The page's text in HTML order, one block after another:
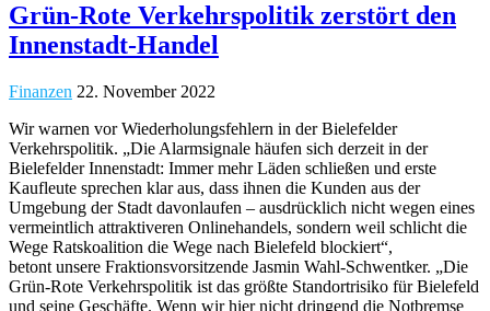
Grün-Rote Verkehrspolitik zerstört den
Innenstadt-Handel
Finanzen 22. November 2022
Wir warnen vor Wiederholungsfehlern in der Bielefelder
Verkehrspolitik. „Die Alarmsignale häufen sich derzeit in der
Bielefelder Innenstadt: Immer mehr Läden schließen und erste
Kaufleute sprechen klar aus, dass ihnen die Kunden aus der
Umgebung der Stadt davonlaufen – ausdrücklich nicht wegen eines
vermeintlich attraktiveren Onlinehandels, sondern weil schlicht die
Wege Ratskoalition die Wege nach Bielefeld blockiert“,
betont unsere Fraktionsvorsitzende Jasmin Wahl-Schwentker. „Die
Grün-Rote Verkehrspolitik ist das größte Standortrisiko für Bielefeld
und seine Geschäfte. Wenn wir hier nicht dringend die Notbremse